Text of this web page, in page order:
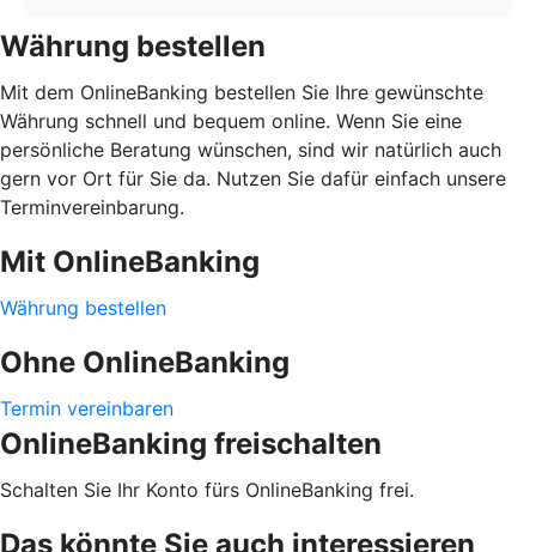
Währung bestellen
Mit dem OnlineBanking bestellen Sie Ihre gewünschte
Währung schnell und bequem online. Wenn Sie eine
persönliche Beratung wünschen, sind wir natürlich auch
gern vor Ort für Sie da. Nutzen Sie dafür einfach unsere
Terminvereinbarung.
Mit OnlineBanking
Währung bestellen
Ohne OnlineBanking
Termin vereinbaren
OnlineBanking freischalten
Schalten Sie Ihr Konto fürs OnlineBanking frei.
Das könnte Sie auch interessieren